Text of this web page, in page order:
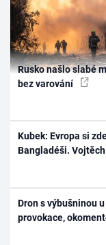
Rusko našlo slabé
bez varování
Kubek: Evropa si
Bangladéši.
Dron s výbušninou
provokace,